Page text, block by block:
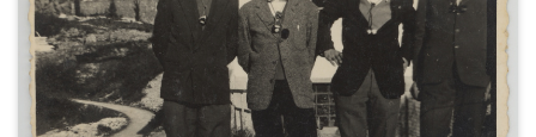
strada.
La stampa misura 7,7x5,5 cm ed è
circondata da un bordo bianco
dentellato.